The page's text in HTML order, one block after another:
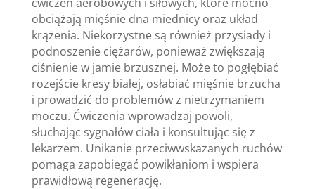
obciążają mięśnie dna miednicy oraz układ
krążenia. Niekorzystne są również przysiady i
podnoszenie ciężarów, ponieważ zwiększają
ciśnienie w jamie brzusznej. Może to pogłębiać
rozejście kresy białej, osłabiać mięśnie brzucha
i prowadzić do problemów z nietrzymaniem
moczu. Ćwiczenia wprowadzaj powoli,
słuchając sygnałów ciała i konsultując się z
lekarzem. Unikanie przeciwwskazanych ruchów
pomaga zapobiegać powikłaniom i wspiera
prawidłową regenerację.